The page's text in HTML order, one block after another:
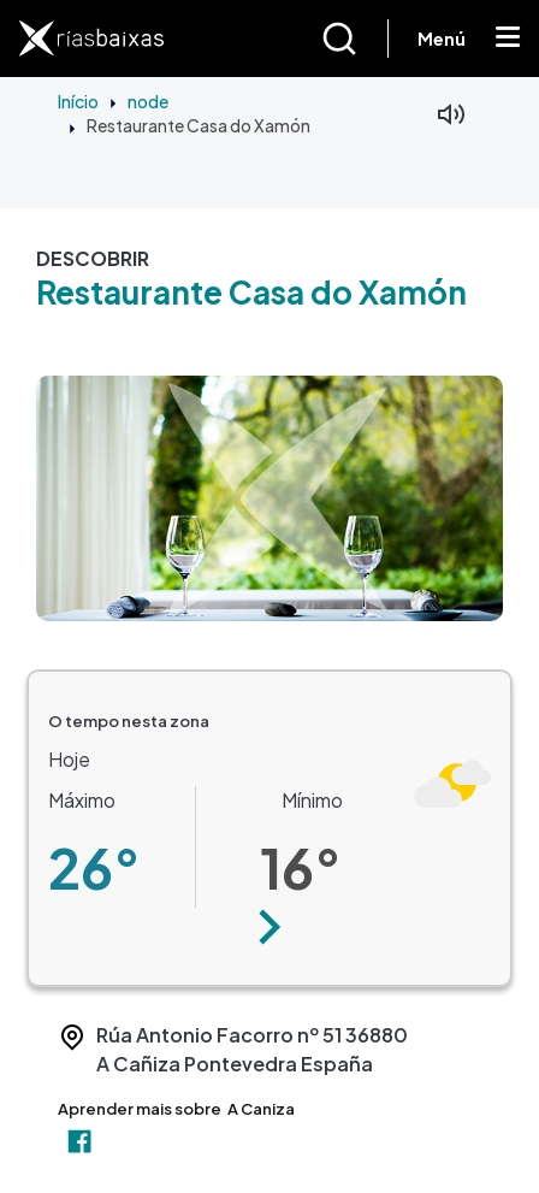
Menú
Início node
Restaurante Casa do Xamón
DESCOBRIR
Restaurante Casa do Xamón
Imagem
O tempo nesta zona
Hoje
Máximo
26°
Mínimo
16°
Seguinte
Rúa Antonio Facorro nº 5136880
A Cañiza Pontevedra España
Aprender mais sobre A Caniza